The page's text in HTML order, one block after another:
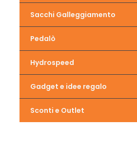
Sacchi Galleggiamento
Pedalò
Hydrospeed
Gadget e idee regalo
Sconti e Outlet